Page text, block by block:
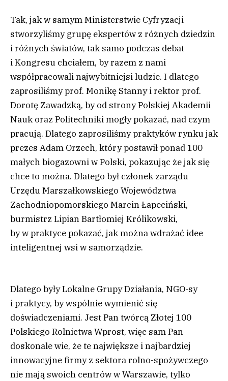
Tak, jak w samym Ministerstwie Cyfryzacji
stworzyliśmy grupę ekspertów z różnych dziedzin
i różnych światów, tak samo podczas debat
i Kongresu chciałem, by razem z nami
współpracowali najwybitniejsi ludzie. I dlatego
zaprosiliśmy prof. Monikę Stanny i rektor prof.
Dorotę Zawadzką, by od strony Polskiej Akademii
Nauk oraz Politechniki mogły pokazać, nad czym
pracują. Dlatego zaprosiliśmy praktyków rynku jak
prezes Adam Orzech, który postawił ponad 100
małych biogazowni w Polski, pokazując że jak się
chce to można. Dlatego był członek zarządu
Urzędu Marszałkowskiego Województwa
Zachodniopomorskiego Marcin Łapeciński,
burmistrz Lipian Bartłomiej Królikowski,
by w praktyce pokazać, jak można wdrażać idee
inteligentnej wsi w samorządzie.
Dlatego były Lokalne Grupy Działania, NGO-sy
i praktycy, by wspólnie wymienić się
doświadczeniami. Jest Pan twórcą Złotej 100
Polskiego Rolnictwa Wprost, więc sam Pan
doskonale wie, że te największe i najbardziej
innowacyjne firmy z sektora rolno-spożywczego
nie mają swoich centrów w Warszawie, tylko